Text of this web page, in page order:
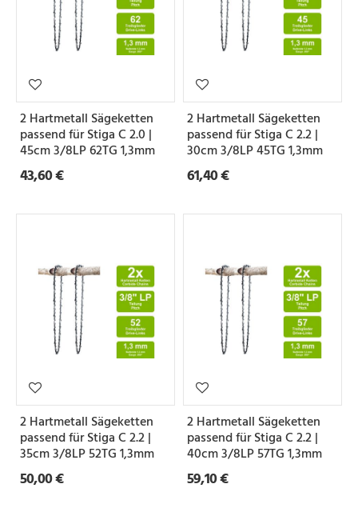
2 Hartmetall Sägeketten
passend für Stiga C 2.0 |
45cm 3/8LP 62TG 1,3mm
43,60 €
2 Hartmetall Sägeketten
passend für Stiga C 2.2 |
30cm 3/8LP 45TG 1,3mm
61,40 €
2 Hartmetall Sägeketten
passend für Stiga C 2.2 |
35cm 3/8LP 52TG 1,3mm
50,00 €
2 Hartmetall Sägeketten
passend für Stiga C 2.2 |
40cm 3/8LP 57TG 1,3mm
59,10 €